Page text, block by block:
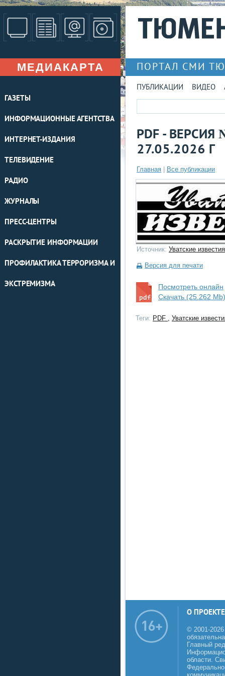
МЕДИАКАРТА
ГАЗЕТЫ
ИНФОРМАЦИОННЫЕ АГЕНТСТВА
ИНТЕРНЕТ-ИЗДАНИЯ
ТЕЛЕВИДЕНИЕ
РАДИО
ЖУРНАЛЫ
ПРЕСС-ЦЕНТРЫ
РАСКРЫТИЕ ИНФОРМАЦИИ
ПРОФИЛАКТИКА ТЕРРОРИЗМА И
ЭКСТРЕМИЗМА
ПОРТАЛ СМИ
ПУБЛИКАЦИИ ВИДЕО
PDF -
27.05.2026 Г
Главная Все публикации
Источник: Уватские известия
Версия для печати
Посмотреть онлайн
Скачать (25.262 Mb)
Теги: PDF , Уватские
О ПРОЕКТЕ
© 2001-
Главный
области.